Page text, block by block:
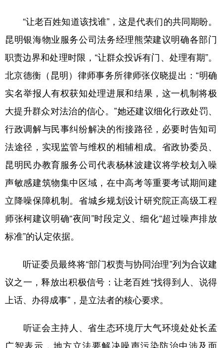
“让老百姓知道该找谁”，这是代表们的共同期盼。
昆明银海物业服务公司法务经理熊荣建议明确各部门
职责边界和处理时限，“让群众投诉有门、处理有期”。
北京德衡（昆明）律师事务所律师张仪晓提出：“明确
实名举报人有权获知处理进展和结果，这一机制将极
大提升群众对法治的信心。”她还建议细化行政处罚、
行政调解与民事纠纷解决的衔接路径，必要时告知司
法途径，实现监管与维权的相辅相成。省政协委员、
昆明民办教育服务公司代表杨林波建议将学校划入噪
声敏感建筑物集中区域，在中高考等重要考试期间建
立降噪保障机制。省城乡规划设计研究院正高级工程
师张柯建议明确“夜间”时段定义、细化“超过噪声排放
标准”的认定依据。
听证委员最终将“部门权责与协同治理”列为合议建
议之一，释放出积极信号：让老百姓“找得到人、说得
上话、办得成事”，是立法者的核心要求。
听证会主持人、省生态环境厅大气环境处处长孟
广智表示，地方立法要解决噪声污染防治中涉及面